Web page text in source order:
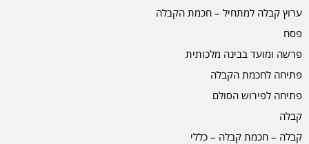
ערוץ קבלה למתחיל – חכמת הקבלה
פסח
פרשה ומועד בבינה מלכותית
פתיחה לחכמת הקבלה
פתיחה לפירוש הסולם
קבלה
קבלה – חכמת קבלה – כללי